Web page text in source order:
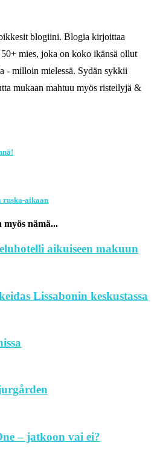
blogiini. Blogia kirjoittaa
mies, joka on koko ikänsä ollut
- milloin mielessä. Sydän sykkii
mukaan mahtuu myös risteilyjä &
ruska-aikaan
myös nämä...
aikuiseen makuun
Lissabonin keskustassa
– jatkoon vai ei?